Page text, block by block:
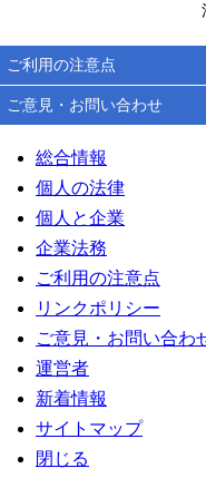
ご利用の注意点
ご意見・お問い合わせ
総合情報
個人の法律
個人と企業
企業法務
ご利用の注意点
リンクポリシー
ご意見・お問い合わ
運営者
新着情報
サイトマップ
閉じる